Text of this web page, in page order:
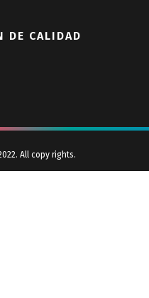
DE CALIDAD
All copy rights.